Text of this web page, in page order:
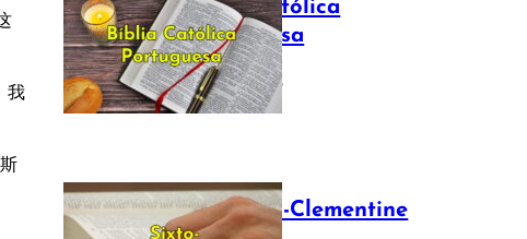
我
Bíblia Católica
Portuguesa
July 16, 2025
The Sixto-Clementine